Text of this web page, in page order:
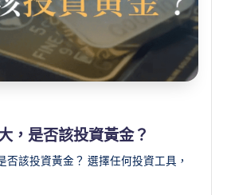
，是否該投資黃金？
否該投資黃金？ 選擇任何投資工具，